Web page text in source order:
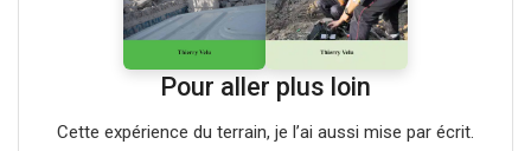
Pour aller plus loin
Cette expérience du terrain, je l’ai aussi mise par écrit.